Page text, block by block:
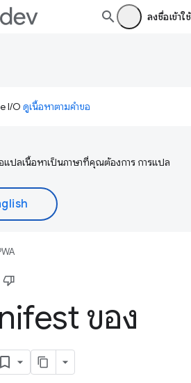
ลงชื่อเข้าใช้
I/O ดูเนื้อหาตามคำขอ
แปลเนื้อหาเป็นภาษาที่คุณต้องการ การแปล
ของ